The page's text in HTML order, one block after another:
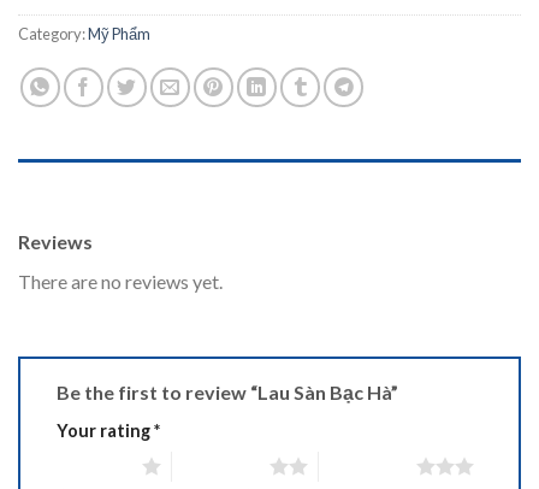
Category:Mỹ Phẩm
Reviews
There are no reviews yet.
Be the first to review “Lau Sàn Bạc Hà”
Your rating*